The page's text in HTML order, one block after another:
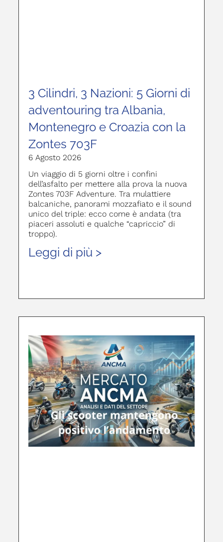
3 Cilindri, 3 Nazioni: 5 Giorni di
adventouring tra Albania,
Montenegro e Croazia con la
Zontes 703F
6 Agosto 2026
Un viaggio di 5 giorni oltre i confini
dell’asfalto per mettere alla prova la nuova
Zontes 703F Adventure. Tra mulattiere
balcaniche, panorami mozzafiato e il sound
unico del triple: ecco come è andata (tra
piaceri assoluti e qualche “capriccio” di
troppo).
Leggi di più >